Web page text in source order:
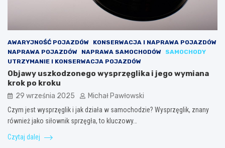
AWARYJNOŚĆ POJAZDÓW
KONSERWACJA I NAPRAWA POJAZDÓW
NAPRAWA POJAZDÓW
NAPRAWA SAMOCHODÓW
SAMOCHODY
UTRZYMANIE I KONSERWACJA POJAZDÓW
Objawy uszkodzonego wysprzęglika i jego wymiana
krok po kroku
29 września 2025 Michał Pawłowski
Czym jest wysprzęglik i jak działa w samochodzie? Wysprzęglik, znany
również jako siłownik sprzęgła, to kluczowy…
Czytaj dalej